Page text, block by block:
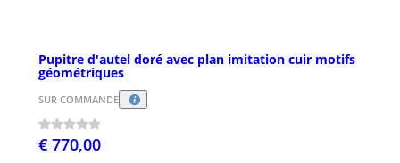
Pupitre d'autel doré avec plan imitation cuir motifs
géométriques
SUR COMMANDE
€ 770,00